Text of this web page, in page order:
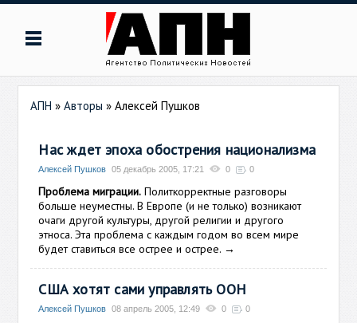
АПН »Авторы »Алексей Пушков
Нас ждет эпоха обострения национализма
Алексей Пушков 05 декабрь 2005, 17:21 0 0
Проблема миграции. Политкорректные разговоры
больше неуместны. В Европе (и не только) возникают
очаги другой культуры, другой религии и другого
этноса. Эта проблема с каждым годом во всем мире
будет ставиться все острее и острее. →
США хотят сами управлять ООН
Алексей Пушков 08 апрель 2005, 12:49 0 0